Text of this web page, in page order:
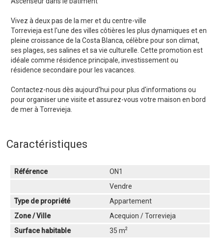
Vivez à deux pas de la mer et du centre-ville
Torrevieja est l'une des villes côtières les plus dynamiques et en
pleine croissance de la Costa Blanca, célèbre pour son climat,
ses plages, ses salines et sa vie culturelle. Cette promotion est
idéale comme résidence principale, investissement ou
résidence secondaire pour les vacances.
Contactez-nous dès aujourd'hui pour plus d'informations ou
pour organiser une visite et assurez-vous votre maison en bord
de mer à Torrevieja.
Caractéristiques
Référence
ON1
Vendre
Type de propriété
Appartement
Zone / Ville
Acequion / Torrevieja
Surface habitable
35 m2